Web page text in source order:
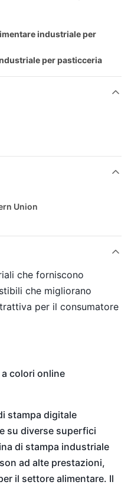
industriale per
per pasticceria
Union
che forniscono
che migliorano
per il consumatore
colori online
stampa digitale
su diverse superfici
di stampa industriale
ad alte prestazioni,
il settore alimentare. Il